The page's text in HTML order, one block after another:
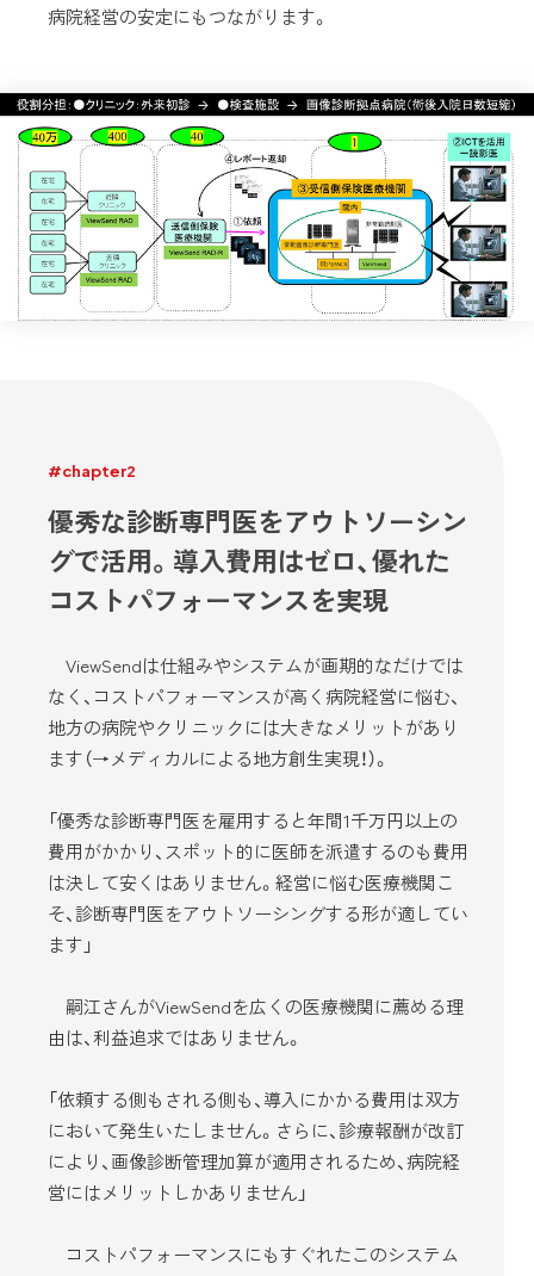
病院経営の安定にもつながります。
#chapter2
優秀な診断専門医をアウトソーシン
グで活用。導入費用はゼロ、優れた
コストパフォーマンスを実現
ViewSendは仕組みやシステムが画期的なだけでは
なく、コストパフォーマンスが高く病院経営に悩む、
地方の病院やクリニックには大きなメリットがあり
ます（→メディカルによる地方創生実現！）。
「優秀な診断専門医を雇用すると年間1千万円以上の
費用がかかり、スポット的に医師を派遣するのも費用
は決して安くはありません。経営に悩む医療機関こ
そ、診断専門医をアウトソーシングする形が適してい
ます」
嗣江さんがViewSendを広くの医療機関に薦める理
由は、利益追求ではありません。
「依頼する側もされる側も、導入にかかる費用は双方
において発生いたしません。さらに、診療報酬が改訂
により、画像診断管理加算が適用されるため、病院経
営にはメリットしかありません」
コストパフォーマンスにもすぐれたこのシステム